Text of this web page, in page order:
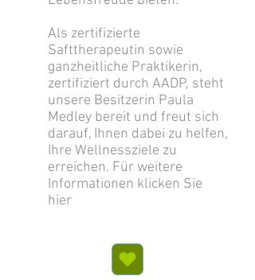
Als zertifizierte
Safttherapeutin sowie
ganzheitliche Praktikerin,
zertifiziert durch AADP, steht
unsere Besitzerin Paula
Medley bereit und freut sich
darauf, Ihnen dabei zu helfen,
Ihre Wellnessziele zu
erreichen. Für weitere
Informationen klicken Sie
hier